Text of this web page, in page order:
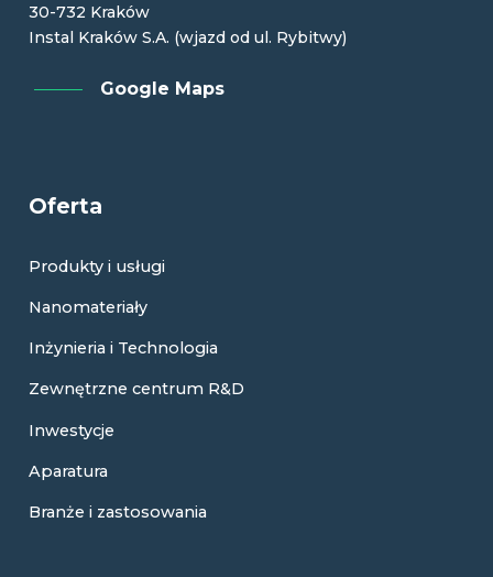
Oferta
Produkty i usługi
Nanomateriały
Inżynieria i Technologia
Zewnętrzne centrum R&D
Inwestycje
Aparatura
Branże i zastosowania
30-732 Kraków
Instal Kraków S.A. (wjazd od ul. Rybitwy)
Google Maps